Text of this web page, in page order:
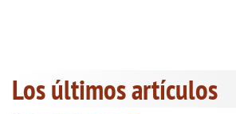
Los últimos artículos